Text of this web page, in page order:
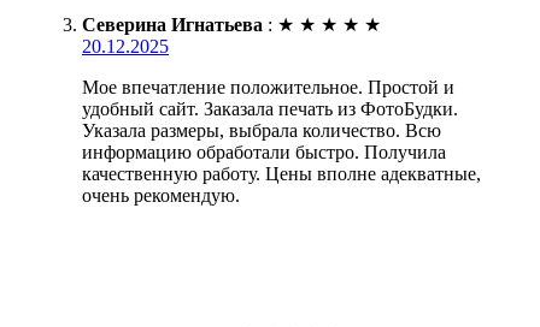
Северина Игнатьева : ★ ★ ★ ★ ★
20.12.2025
Мое впечатление положительное. Простой и
удобный сайт. Заказала печать из ФотоБудки.
Указала размеры, выбрала количество. Всю
информацию обработали быстро. Получила
качественную работу. Цены вполне адекватные,
очень рекомендую.